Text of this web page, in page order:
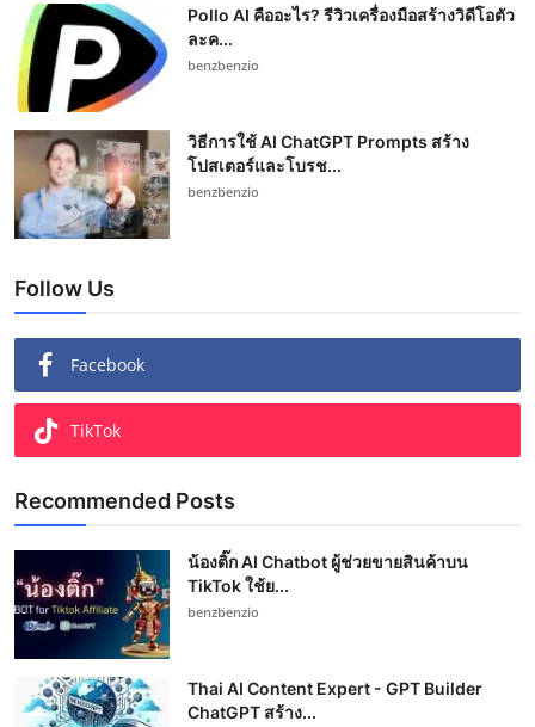
Pollo AI คืออะไร? รีวิวเครื่องมือสร้างวิดีโอตัว
ละค...
benzbenzio
วิธีการใช้ AI ChatGPT Prompts สร้าง
โปสเตอร์และโบรช...
benzbenzio
Follow Us
Facebook
TikTok
Recommended Posts
น้องติ๊ก AI Chatbot ผู้ช่วยขายสินค้าบน
TikTok ใช้ย...
benzbenzio
Thai AI Content Expert - GPT Builder
ChatGPT สร้าง...